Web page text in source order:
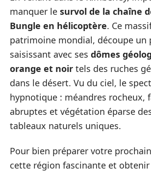
manquer le survol de la chaîne
Bungle en hélicoptère. Ce
patrimoine mondial, découpe un
saisissant avec ses dômes
orange et noir tels des ruches
dans le désert. Vu du ciel, le
hypnotique : méandres rocheux,
abruptes et végétation éparse
tableaux naturels uniques.
Pour bien préparer votre
cette région fascinante et